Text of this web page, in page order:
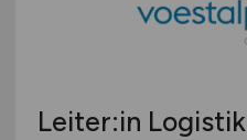
Leiter:in Logistik